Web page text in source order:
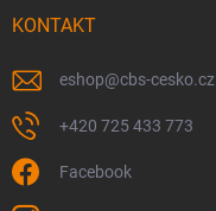
KONTAKT
eshop@cbs-cesko.cz
+420 725 433 773
Facebook